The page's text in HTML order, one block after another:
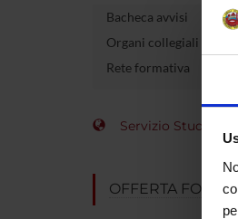
Bacheca avvisi
Organi collegiali e di
Rete formativa
Servizio Studenti
OFFERTA